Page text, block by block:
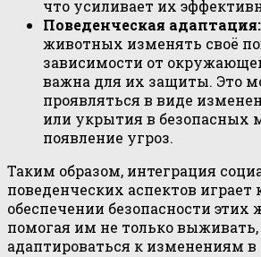
что усиливает их
Поведенческая адаптация:
животных изменять своё
зависимости от
важна для их защиты. Это
проявляться в виде
или укрытия в безопасных
появление угроз.
Таким образом, интеграция
поведенческих аспектов
обеспечении безопасности
помогая им не только
адаптироваться к изменениям в